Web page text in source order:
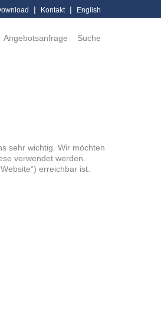
| Kontakt | English
Angebotsanfrage Suche
sehr wichtig. Wir möchten
verwendet werden.
erreichbar ist.